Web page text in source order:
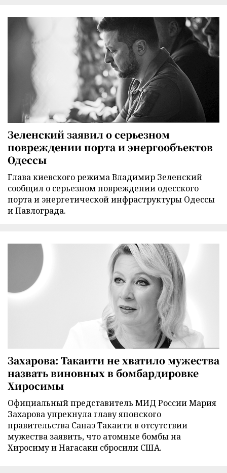
Зеленский заявил о серьезном
повреждении порта и энергообъектов
Одессы
Глава киевского режима Владимир Зеленский
сообщил о серьезном повреждении одесского
порта и энергетической инфраструктуры Одессы
и Павлограда.
Захарова: Такаити не хватило мужества
назвать виновных в бомбардировке
Хиросимы
Официальный представитель МИД России Мария
Захарова упрекнула главу японского
правительства Санаэ Такаити в отсутствии
мужества заявить, что атомные бомбы на
Хиросиму и Нагасаки сбросили США.